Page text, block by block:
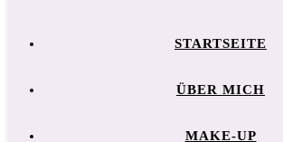
STARTSEITE
ÜBER MICH
MAKE-UP